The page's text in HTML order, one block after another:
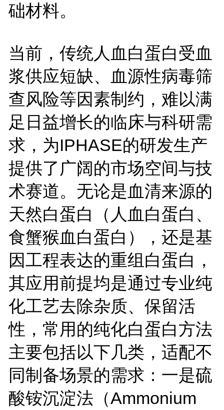
础材料。
当前，传统人血白蛋白受血
浆供应短缺、血源性病毒筛
查风险等因素制约，难以满
足日益增长的临床与科研需
求，为IPHASE的研发生产
提供了广阔的市场空间与技
术赛道。无论是血清来源的
天然白蛋白（人血白蛋白、
食蟹猴血白蛋白），还是基
因工程表达的重组白蛋白，
其应用前提均是通过专业纯
化工艺去除杂质、保留活
性，常用的纯化白蛋白方法
主要包括以下几类，适配不
同制备场景的需求：一是硫
酸铵沉淀法（Ammonium